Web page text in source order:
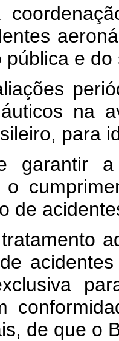
pública e
na
para
garantir
de
de que o